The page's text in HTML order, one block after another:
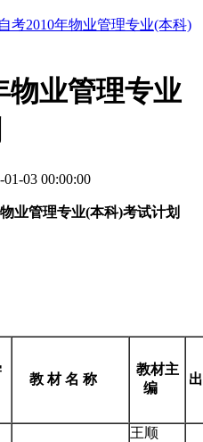
考2010年物业管理专业(本科)
物业管理专业
03 00:00:00
业管理专业(本科)考试计划
教 材 名 称
教材主
编
王顺